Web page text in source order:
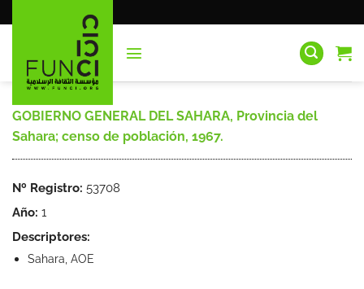
al
GOBIERNO GENERAL DEL SAHARA, Provincia del
Sahara; censo de población, 1967.
Nº Registro: 53708
Año: 1
Descriptores:
Sahara, AOE